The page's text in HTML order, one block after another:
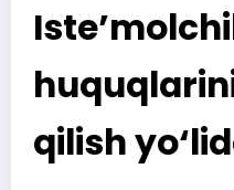
qilish